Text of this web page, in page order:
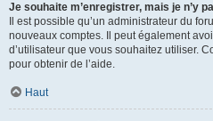
Je souhaite m’enregistrer, mais je n’y
Il est possible qu’un administrateur du
nouveaux comptes. Il peut également
d’utilisateur que vous souhaitez utiliser.
pour obtenir de l’aide.
Haut